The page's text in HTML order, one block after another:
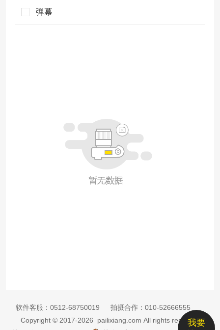
弹幕
我要
软件客服： 0512-68750019 拍摄合作： 010-52666555
Copyright © 2017-2026 pailixiang.com All rights reserved